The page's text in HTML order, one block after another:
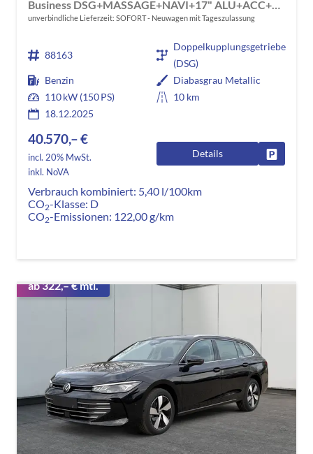
unverbindliche Lieferzeit: SOFORT Neuwagen mit Tageszulassung
88163
Doppelkupplungsgetriebe
(DSG)
Benzin
Diabasgrau Metallic
110 kW (150 PS)
10 km
18.12.2025
40.570,– €
incl. 20% MwSt.
inkl. NoVA
Details
Verbrauch kombiniert: 5,40 l/100km
CO2-Klasse: D
CO2-Emissionen: 122,00 g/km
ab 322,– € mtl.